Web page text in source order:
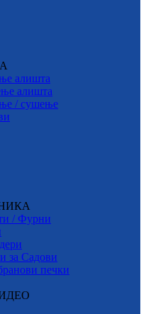
алишта
алишта
/ сушење
/ Фурни
за Садови
печки